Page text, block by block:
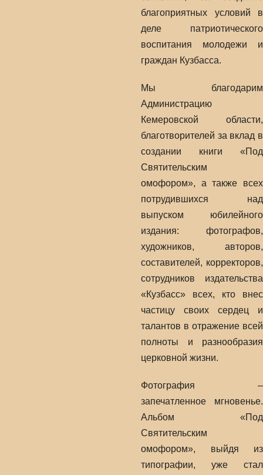
благоприятных условий в
деле патриотического
воспитания молодежи и
граждан Кузбасса.
Мы благодарим
Администрацию
Кемеровской области,
благотворителей за вклад в
создании книги «Под
Святительским
омофором», а также всех
потрудившихся над
выпуском юбилейного
издания: фотографов,
художников, авторов,
составителей, корректоров,
сотрудников издательства
«Кузбасс» всех, кто внес
частицу своих сердец и
талантов в отражение всей
полноты и разнообразия
церковной жизни.
Фотография –
запечатленное мгновенье.
Альбом «Под
Святительским
омофором», выйдя из
типографии, уже стал